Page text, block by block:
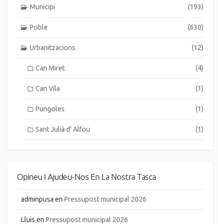
Municipi (193)
Poble (630)
Urbanitzacions (12)
Can Miret (4)
Can Vila (1)
Pungoles (1)
Sant Julià d' Alfou (1)
Opineu I Ajudeu-Nos En La Nostra Tasca
adminpusa en Pressupost municipal 2026
Lluis en Pressupost municipal 2026